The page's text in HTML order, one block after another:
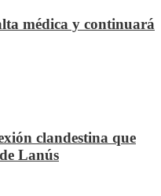
médica y continuará
clandestina que
Lanús